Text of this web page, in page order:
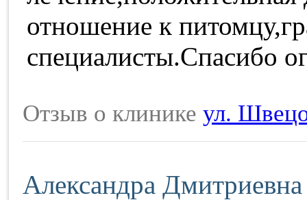
отношение к
специалисты.Спасибо
Отзыв о клинике ул.
Александра Дмитриевна